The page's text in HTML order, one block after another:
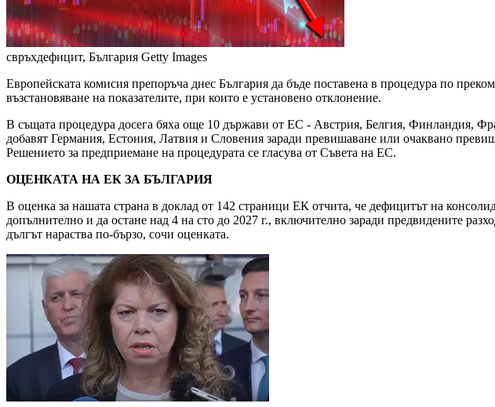
свръхдефицит, България Getty Images
Европейската комисия препоръча днес България да бъде поставена в процедура по
възстановяване на показателите, при които е установено отклонение.
В същата процедура досега бяха още 10 държави от ЕС - Австрия, Белгия, Финландия,
добавят Германия, Естония, Латвия и Словения заради превишаване или очаквано
Решението за предприемане на процедурата се гласува от Съвета на ЕС.
ОЦЕНКАТА НА ЕК ЗА БЪЛГАРИЯ
В оценка за нашата страна в доклад от 142 страници ЕК отчита, че дефицитът на
допълнително и да остане над 4 на сто до 2027 г., включително заради предвидените
дългът нараства по-бързо, сочи оценката.